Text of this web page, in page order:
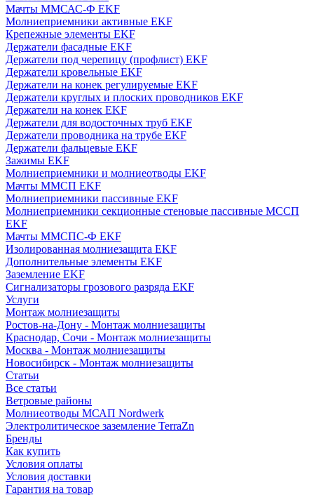
Мачты ММСАС-Ф EKF
Молниеприемники активные EKF
Крепежные элементы EKF
Держатели фасадные EKF
Держатели под черепицу (профлист) EKF
Держатели кровельные EKF
Держатели на конек регулируемые EKF
Держатели круглых и плоских проводников EKF
Держатели на конек EKF
Держатели для водосточных труб EKF
Держатели проводника на трубе EKF
Держатели фальцевые EKF
Зажимы EKF
Молниеприемники и молниеотводы EKF
Мачты ММСП EKF
Молниеприемники пассивные EKF
Молниеприемники секционные стеновые пассивные МССП
EKF
Мачты ММСПС-Ф EKF
Изолированная молниезащита EKF
Дополнительные элементы EKF
Заземление EKF
Сигнализаторы грозового разряда EKF
Услуги
Монтаж молниезащиты
Ростов-на-Дону - Монтаж молниезащиты
Краснодар, Сочи - Монтаж молниезащиты
Москва - Монтаж молниезащиты
Новосибирск - Монтаж молниезащиты
Статьи
Все статьи
Ветровые районы
Молниеотводы МСАП Nordwerk
Электролитическое заземление TerraZn
Бренды
Как купить
Условия оплаты
Условия доставки
Гарантия на товар